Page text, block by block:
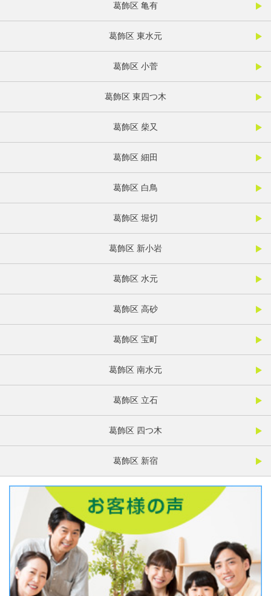
葛飾区 亀有
葛飾区 東水元
葛飾区 小菅
葛飾区 東四つ木
葛飾区 柴又
葛飾区 細田
葛飾区 白鳥
葛飾区 堀切
葛飾区 新小岩
葛飾区 水元
葛飾区 高砂
葛飾区 宝町
葛飾区 南水元
葛飾区 立石
葛飾区 四つ木
葛飾区 新宿